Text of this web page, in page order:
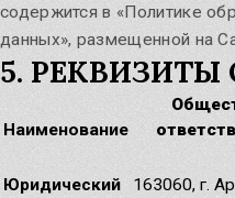
содержится в «Политике
данных», размещенной на
5. РЕКВИЗИТЫ
Наименование
Юридический
163060, г.